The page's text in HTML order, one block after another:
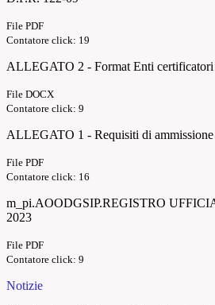
File PDF
Contatore click: 19
ALLEGATO 2 - Format Enti certificatori
File DOCX
Contatore click: 9
ALLEGATO 1 - Requisiti di ammissione
File PDF
Contatore click: 16
m_pi.AOODGSIP.REGISTRO
2023
File PDF
Contatore click: 9
Notizie